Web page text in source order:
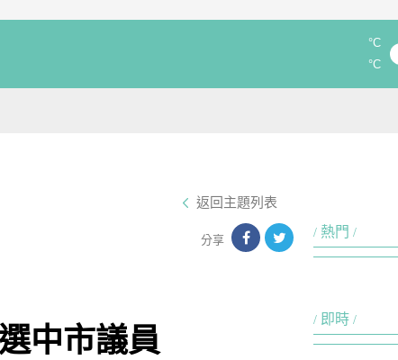
°C
°C
返回主題列表
分享
中市議員
熱門
即時